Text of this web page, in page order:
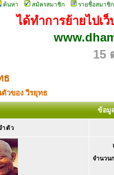
ค้นหา สมัครสมาชิก รายชื่อสมาชิก
ได้ทำการย้ายไปเ
15
ธ
วของ วีรยุทธ
ข้อมู
ำตัว
จำนวน